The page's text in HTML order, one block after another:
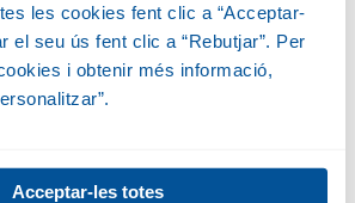
les cookies fent clic a “Acceptar-
el seu ús fent clic a “Rebutjar”. Per
i obtenir més informació,
Acceptar-les totes